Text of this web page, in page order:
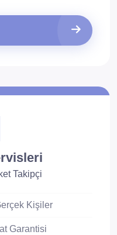
Takipçi
Kişiler
Garantisi